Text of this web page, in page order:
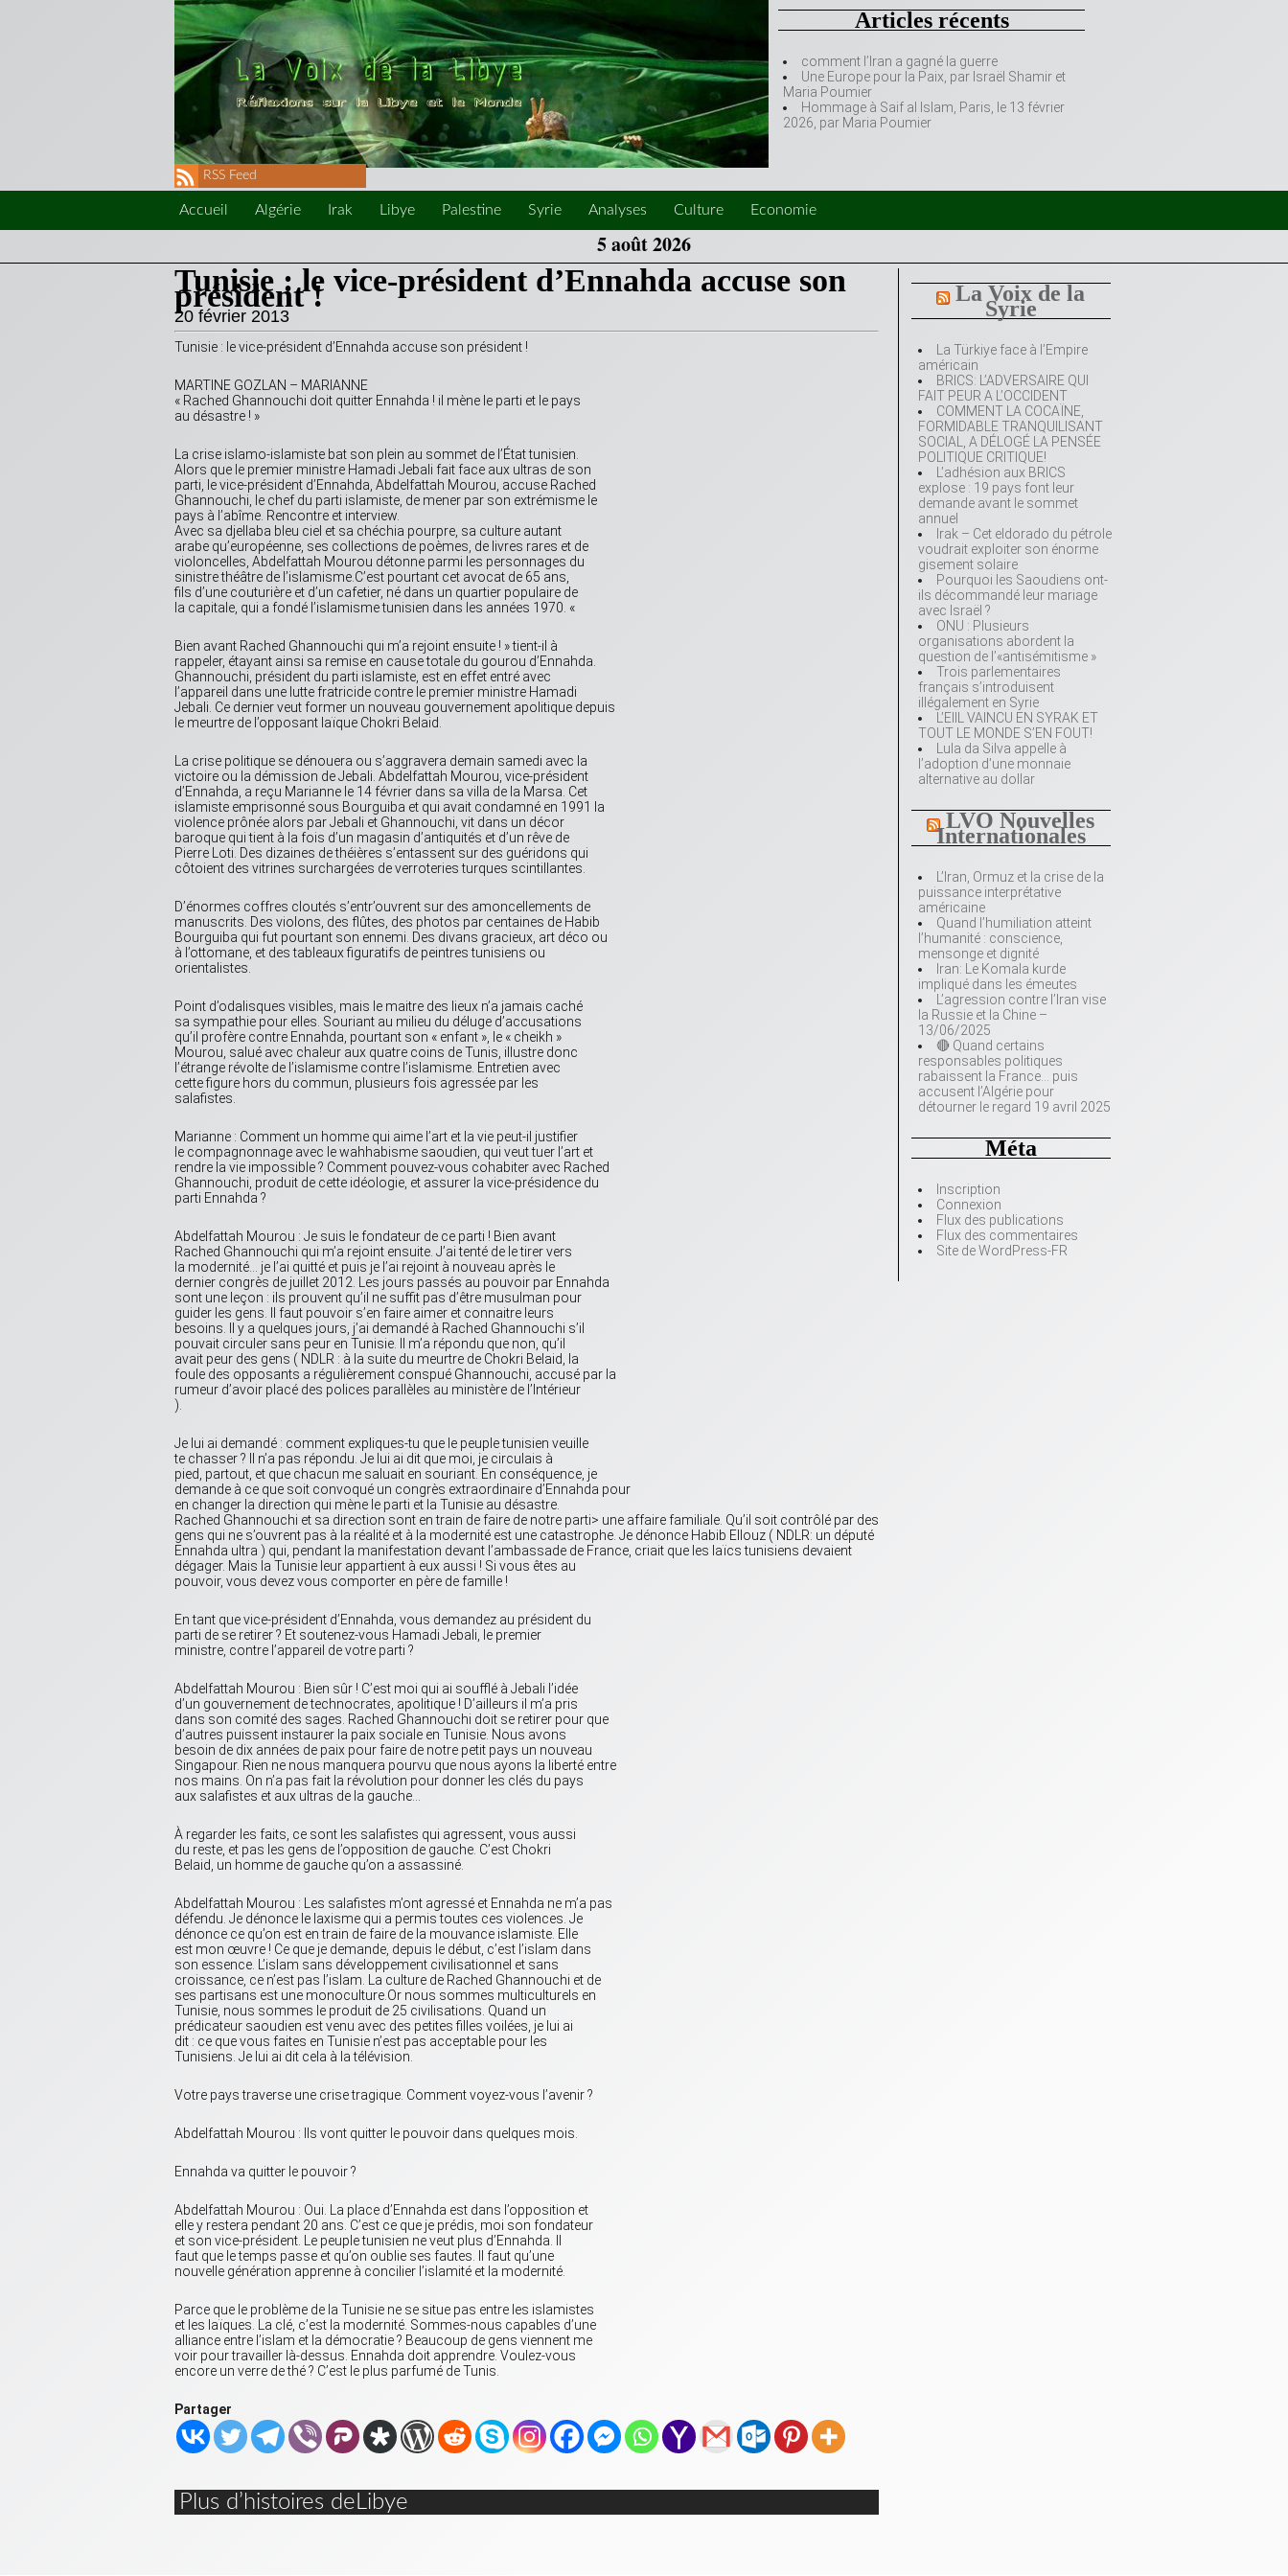
Articles récents
comment l’Iran a gagné la guerre
Une Europe pour la Paix, par Israël Shamir et
Maria Poumier
Hommage à Saif al Islam, Paris, le 13 février
2026, par Maria Poumier
RSS Feed
Accueil Algérie Irak Libye Palestine Syrie Analyses Culture Economie
5 août 2026
La Voix de la
Syrie
La Türkiye face à l’Empire
américain
BRICS: L’ADVERSAIRE QUI
FAIT PEUR A L’OCCIDENT
COMMENT LA COCAÏNE,
FORMIDABLE TRANQUILISANT
SOCIAL, A DÉLOGÉ LA PENSÉE
POLITIQUE CRITIQUE!
L’adhésion aux BRICS
explose : 19 pays font leur
demande avant le sommet
annuel
Irak – Cet eldorado du pétrole
voudrait exploiter son énorme
gisement solaire
Pourquoi les Saoudiens ont-
ils décommandé leur mariage
avec Israël ?
ONU : Plusieurs
organisations abordent la
question de l’«antisémitisme »
Trois parlementaires
français s’introduisent
illégalement en Syrie
L’EIIL VAINCU EN SYRAK ET
TOUT LE MONDE S’EN FOUT!
Lula da Silva appelle à
l’adoption d’une monnaie
alternative au dollar
LVO Nouvelles
Internationales
L’Iran, Ormuz et la crise de la
puissance interprétative
américaine
Quand l’humiliation atteint
l’humanité : conscience,
mensonge et dignité
Iran: Le Komala kurde
impliqué dans les émeutes
L’agression contre l’Iran vise
la Russie et la Chine –
13/06/2025
🔴 Quand certains
responsables politiques
rabaissent la France… puis
accusent l’Algérie pour
détourner le regard 19 avril 2025
Méta
Inscription
Connexion
Flux des publications
Flux des commentaires
Site de WordPress-FR
Tunisie : le vice-président d’Ennahda accuse son
président !
20 février 2013
Tunisie : le vice-président d’Ennahda accuse son président !
MARTINE GOZLAN – MARIANNE
« Rached Ghannouchi doit quitter Ennahda ! il mène le parti et le pays
au désastre ! »
La crise islamo-islamiste bat son plein au sommet de l’État tunisien.
Alors que le premier ministre Hamadi Jebali fait face aux ultras de son
parti, le vice-président d’Ennahda, Abdelfattah Mourou, accuse Rached
Ghannouchi, le chef du parti islamiste, de mener par son extrémisme le
pays à l’abîme. Rencontre et interview.
Avec sa djellaba bleu ciel et sa chéchia pourpre, sa culture autant
arabe qu’européenne, ses collections de poèmes, de livres rares et de
violoncelles, Abdelfattah Mourou détonne parmi les personnages du
sinistre théâtre de l’islamisme.C’est pourtant cet avocat de 65 ans,
fils d’une couturière et d’un cafetier, né dans un quartier populaire de
la capitale, qui a fondé l’islamisme tunisien dans les années 1970. «
Bien avant Rached Ghannouchi qui m’a rejoint ensuite ! » tient-il à
rappeler, étayant ainsi sa remise en cause totale du gourou d’Ennahda.
Ghannouchi, président du parti islamiste, est en effet entré avec
l’appareil dans une lutte fratricide contre le premier ministre Hamadi
Jebali. Ce dernier veut former un nouveau gouvernement apolitique depuis
le meurtre de l’opposant laïque Chokri Belaid.
La crise politique se dénouera ou s’aggravera demain samedi avec la
victoire ou la démission de Jebali. Abdelfattah Mourou, vice-président
d’Ennahda, a reçu Marianne le 14 février dans sa villa de la Marsa. Cet
islamiste emprisonné sous Bourguiba et qui avait condamné en 1991 la
violence prônée alors par Jebali et Ghannouchi, vit dans un décor
baroque qui tient à la fois d’un magasin d’antiquités et d’un rêve de
Pierre Loti. Des dizaines de théières s’entassent sur des guéridons qui
côtoient des vitrines surchargées de verroteries turques scintillantes.
D’énormes coffres cloutés s’entr’ouvrent sur des amoncellements de
manuscrits. Des violons, des flûtes, des photos par centaines de Habib
Bourguiba qui fut pourtant son ennemi. Des divans gracieux, art déco ou
à l’ottomane, et des tableaux figuratifs de peintres tunisiens ou
orientalistes.
Point d’odalisques visibles, mais le maitre des lieux n’a jamais caché
sa sympathie pour elles. Souriant au milieu du déluge d’accusations
qu’il profère contre Ennahda, pourtant son « enfant », le « cheikh »
Mourou, salué avec chaleur aux quatre coins de Tunis, illustre donc
l’étrange révolte de l’islamisme contre l’islamisme. Entretien avec
cette figure hors du commun, plusieurs fois agressée par les
salafistes.
Marianne : Comment un homme qui aime l’art et la vie peut-il justifier
le compagnonnage avec le wahhabisme saoudien, qui veut tuer l’art et
rendre la vie impossible ? Comment pouvez-vous cohabiter avec Rached
Ghannouchi, produit de cette idéologie, et assurer la vice-présidence du
parti Ennahda ?
Abdelfattah Mourou : Je suis le fondateur de ce parti ! Bien avant
Rached Ghannouchi qui m’a rejoint ensuite. J’ai tenté de le tirer vers
la modernité… je l’ai quitté et puis je l’ai rejoint à nouveau après le
dernier congrès de juillet 2012. Les jours passés au pouvoir par Ennahda
sont une leçon : ils prouvent qu’il ne suffit pas d’être musulman pour
guider les gens. Il faut pouvoir s’en faire aimer et connaitre leurs
besoins. Il y a quelques jours, j’ai demandé à Rached Ghannouchi s’il
pouvait circuler sans peur en Tunisie. Il m’a répondu que non, qu’il
avait peur des gens ( NDLR : à la suite du meurtre de Chokri Belaid, la
foule des opposants a régulièrement conspué Ghannouchi, accusé par la
rumeur d’avoir placé des polices parallèles au ministère de l’Intérieur
).
Je lui ai demandé : comment expliques-tu que le peuple tunisien veuille
te chasser ? Il n’a pas répondu. Je lui ai dit que moi, je circulais à
pied, partout, et que chacun me saluait en souriant. En conséquence, je
demande à ce que soit convoqué un congrès extraordinaire d’Ennahda pour
en changer la direction qui mène le parti et la Tunisie au désastre.
Rached Ghannouchi et sa direction sont en train de faire de notre parti> une affaire familiale. Qu’il soit contrôlé par des
gens qui ne s’ouvrent pas à la réalité et à la modernité est une catastrophe. Je dénonce Habib Ellouz ( NDLR: un député
Ennahda ultra ) qui, pendant la manifestation devant l’ambassade de France, criait que les laïcs tunisiens devaient
dégager. Mais la Tunisie leur appartient à eux aussi ! Si vous êtes au
pouvoir, vous devez vous comporter en père de famille !
En tant que vice-président d’Ennahda, vous demandez au président du
parti de se retirer ? Et soutenez-vous Hamadi Jebali, le premier
ministre, contre l’appareil de votre parti ?
Abdelfattah Mourou : Bien sûr ! C’est moi qui ai soufflé à Jebali l’idée
d’un gouvernement de technocrates, apolitique ! D’ailleurs il m’a pris
dans son comité des sages. Rached Ghannouchi doit se retirer pour que
d’autres puissent instaurer la paix sociale en Tunisie. Nous avons
besoin de dix années de paix pour faire de notre petit pays un nouveau
Singapour. Rien ne nous manquera pourvu que nous ayons la liberté entre
nos mains. On n’a pas fait la révolution pour donner les clés du pays
aux salafistes et aux ultras de la gauche…
À regarder les faits, ce sont les salafistes qui agressent, vous aussi
du reste, et pas les gens de l’opposition de gauche. C’est Chokri
Belaid, un homme de gauche qu’on a assassiné.
Abdelfattah Mourou : Les salafistes m’ont agressé et Ennahda ne m’a pas
défendu. Je dénonce le laxisme qui a permis toutes ces violences. Je
dénonce ce qu’on est en train de faire de la mouvance islamiste. Elle
est mon œuvre ! Ce que je demande, depuis le début, c’est l’islam dans
son essence. L’islam sans développement civilisationnel et sans
croissance, ce n’est pas l’islam. La culture de Rached Ghannouchi et de
ses partisans est une monoculture.Or nous sommes multiculturels en
Tunisie, nous sommes le produit de 25 civilisations. Quand un
prédicateur saoudien est venu avec des petites filles voilées, je lui ai
dit : ce que vous faites en Tunisie n’est pas acceptable pour les
Tunisiens. Je lui ai dit cela à la télévision.
Votre pays traverse une crise tragique. Comment voyez-vous l’avenir ?
Abdelfattah Mourou : Ils vont quitter le pouvoir dans quelques mois.
Ennahda va quitter le pouvoir ?
Abdelfattah Mourou : Oui. La place d’Ennahda est dans l’opposition et
elle y restera pendant 20 ans. C’est ce que je prédis, moi son fondateur
et son vice-président. Le peuple tunisien ne veut plus d’Ennahda. Il
faut que le temps passe et qu’on oublie ses fautes. Il faut qu’une
nouvelle génération apprenne à concilier l’islamité et la modernité.
Parce que le problème de la Tunisie ne se situe pas entre les islamistes
et les laïques. La clé, c’est la modernité. Sommes-nous capables d’une
alliance entre l’islam et la démocratie ? Beaucoup de gens viennent me
voir pour travailler là-dessus. Ennahda doit apprendre. Voulez-vous
encore un verre de thé ? C’est le plus parfumé de Tunis.
Partager
Plus d’histoires deLibye